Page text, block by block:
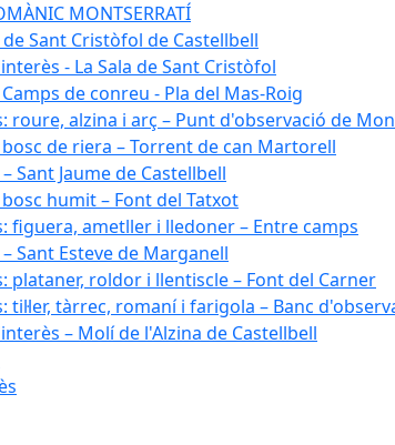
MONTSERRATÍ
de Sant Cristòfol de Castellbell
- La Sala de Sant Cristòfol
de conreu - Pla del Mas-Roig
roure, alzina i arç – Punt d'observació de
de riera – Torrent de can Martorell
Sant Jaume de Castellbell
humit – Font del Tatxot
figuera, ametller i lledoner – Entre camps
Sant Esteve de Marganell
plataner, roldor i llentiscle – Font del Carner
til·ler, tàrrec, romaní i farigola – Banc
– Molí de l'Alzina de Castellbell